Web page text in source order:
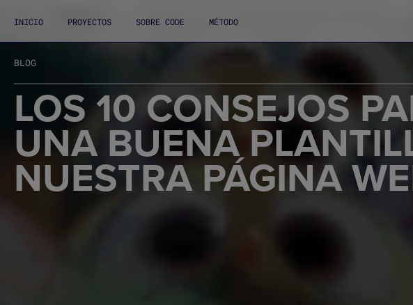
INICIO PROYECTOS SOBRE CODE MÉTODO
BLOG
LOS 10 CONSEJOS
UNA BUENA
NUESTRA PÁGINA